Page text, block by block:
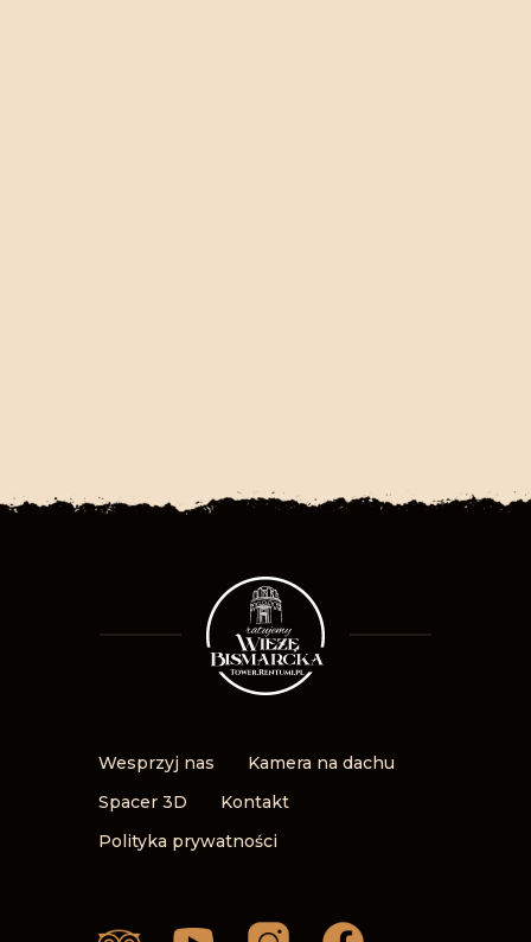
Wesprzyj nas
Kamera na dachu
Spacer 3D
Kontakt
Polityka prywatności